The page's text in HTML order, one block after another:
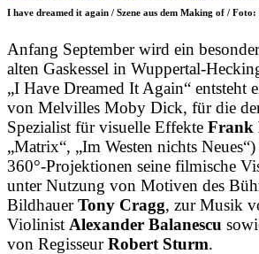
I have dreamed it again / Szene aus dem Making of /
Anfang September wird ein
alten Gaskessel in Wuppertal-
„I Have Dreamed It Again“ entsteht
von Melvilles Moby Dick, für die
Spezialist für visuelle Effekte Frank
„Matrix“, „Im Westen nichts
360°-Projektionen seine filmische
unter Nutzung von Motiven des
BildhauerTony Cragg, zur Musik
Violinist Alexander Balanescu
von RegisseurRobert Sturm.